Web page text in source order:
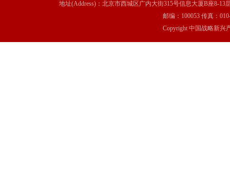
地址(Address)：北京市西城区广内大街315号信息大厦B座8-13
邮编：100053 传真：
Copyright 中国战略新兴